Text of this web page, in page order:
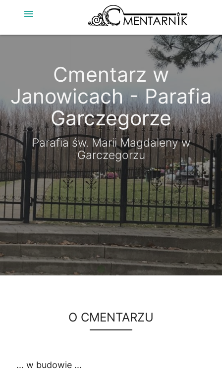
menu
Cmentarz w
Janowicach - Parafia
Garczegorze
Parafia św. Marii Magdaleny w
Garczegorzu
O CMENTARZU
... w budowie ...